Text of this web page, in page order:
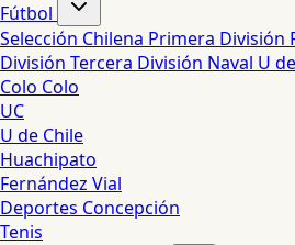
Fútbol
Selección Chilena Primera División
División Tercera División Naval U
Colo Colo
UC
U de Chile
Huachipato
Fernández Vial
Deportes Concepción
Tenis